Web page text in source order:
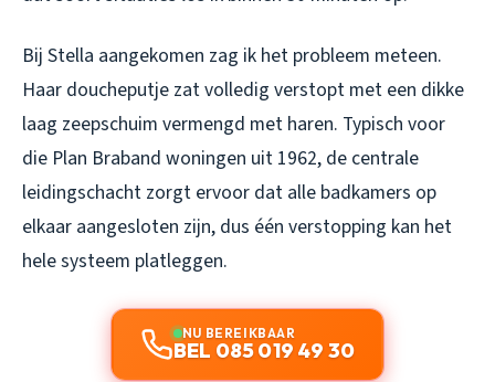
Bij Stella aangekomen zag ik het probleem meteen.
Haar doucheputje zat volledig verstopt met een dikke
laag zeepschuim vermengd met haren. Typisch voor
die Plan Braband woningen uit 1962, de centrale
leidingschacht zorgt ervoor dat alle badkamers op
elkaar aangesloten zijn, dus één verstopping kan het
hele systeem platleggen.
NU BEREIKBAAR
BEL 085 019 49 30